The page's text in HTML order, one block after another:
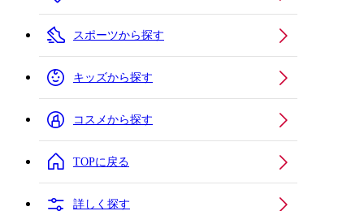
スポーツから探す
キッズから探す
コスメから探す
TOPに戻る
詳しく探す